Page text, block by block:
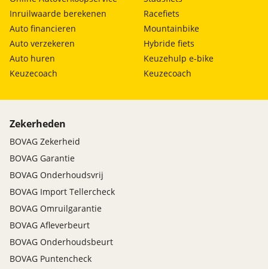
Inruilwaarde berekenen
Auto financieren
Auto verzekeren
Auto huren
Keuzecoach
Racefiets
Mountainbike
Hybride fiets
Keuzehulp e-bike
Keuzecoach
Zekerheden
BOVAG Zekerheid
BOVAG Garantie
BOVAG Onderhoudsvrij
BOVAG Import Tellercheck
BOVAG Omruilgarantie
BOVAG Afleverbeurt
BOVAG Onderhoudsbeurt
BOVAG Puntencheck